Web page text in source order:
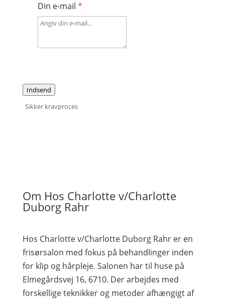
Din e-mail *
Indsend
Sikker kravproces
Om Hos Charlotte v/Charlotte
Duborg Rahr
Hos Charlotte v/Charlotte Duborg Rahr er en
frisørsalon med fokus på behandlinger inden
for klip og hårpleje. Salonen har til huse på
Elmegårdsvej 16, 6710. Der arbejdes med
forskellige teknikker og metoder afhængigt af